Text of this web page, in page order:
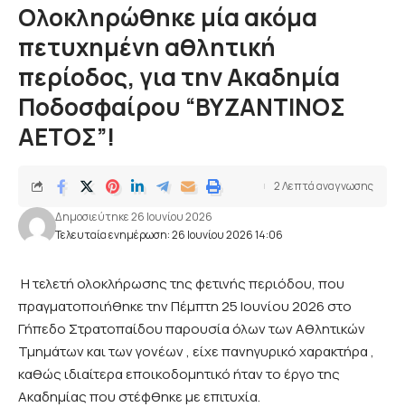
Ολοκληρώθηκε μία ακόμα
πετυχημένη αθλητική
περίοδος, για την Ακαδημία
Ποδοσφαίρου “ΒΥΖΑΝΤΙΝΟΣ
ΑΕΤΟΣ”!
Τελευταία ενημέρωση: 26 Ιουνίου 2026 14:06
Δημοσιεύτηκε 26 Ιουνίου 2026
2 Λεπτά αναγνωσης
Η τελετή ολοκλήρωσης της φετινής περιόδου, που
πραγματοποιήθηκε την Πέμπτη 25 Ιουνίου 2026 στο
Γήπεδο Στρατοπαίδου παρουσία όλων των Αθλητικών
Τμημάτων και των γονέων , είχε πανηγυρικό χαρακτήρα ,
καθώς ιδιαίτερα εποικοδομητικό ήταν το έργο της
Ακαδημίας που στέφθηκε με επιτυχία.